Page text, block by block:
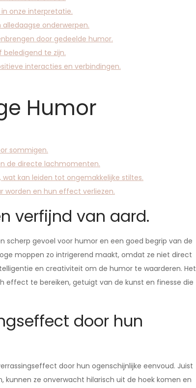
onze interpretatie.
onderwerpen.
door gedeelde humor.
te zijn.
interacties en verbindingen.
Humor
sommigen.
de directe lachmomenten.
kan leiden tot ongemakkelijke stiltes.
worden en hun effect verliezen.
verfijnd van aard.
scherp gevoel voor humor en een goed begrip van de
moppen zo intrigerend maakt, omdat ze niet direct
en creativiteit om de humor te waarderen. Het
te bereiken, getuigt van de kunst en finesse die
door hun
door hun ogenschijnlijke eenvoud. Juist
ze onverwacht hilarisch uit de hoek komen en